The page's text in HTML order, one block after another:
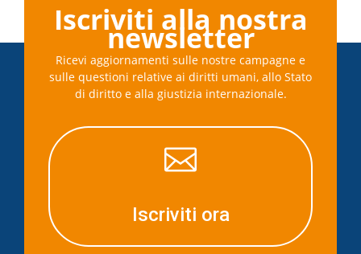
Iscriviti alla nostra
newsletter
Ricevi aggiornamenti sulle nostre campagne e
sulle questioni relative ai diritti umani, allo Stato
di diritto e alla giustizia internazionale.

Iscriviti ora